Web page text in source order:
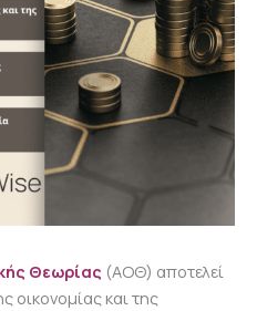
Θεωρίας (ΑΟΘ) αποτελεί
οικονομίας και της